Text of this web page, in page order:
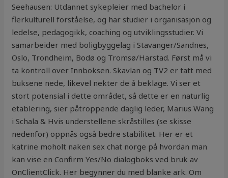
Seehausen: Utdannet sykepleier med bachelor i
flerkulturell forståelse, og har studier i organisasjon og
ledelse, pedagogikk, coaching og utviklingsstudier. Vi
samarbeider med boligbyggelag i Stavanger/Sandnes,
Oslo, Trondheim, Bodø og Tromsø/Harstad. Først må vi
ta kontroll over Innboksen. Skavlan og TV2 er tatt med
buksene nede, likevel nekter de å beklage. Vi ser et
stort potensial i dette området, så dette er en naturlig
etablering, sier påtroppende daglig leder, Marius Wang
i Schala & Hvis understellene skråstilles (se skisse
nedenfor) oppnås også bedre stabilitet. Her er et
katrine moholt naken sex chat norge på hvordan man
kan vise en Confirm Yes/No dialogboks ved bruk av
OnClientClick. Her begynner du med blanke ark. Om